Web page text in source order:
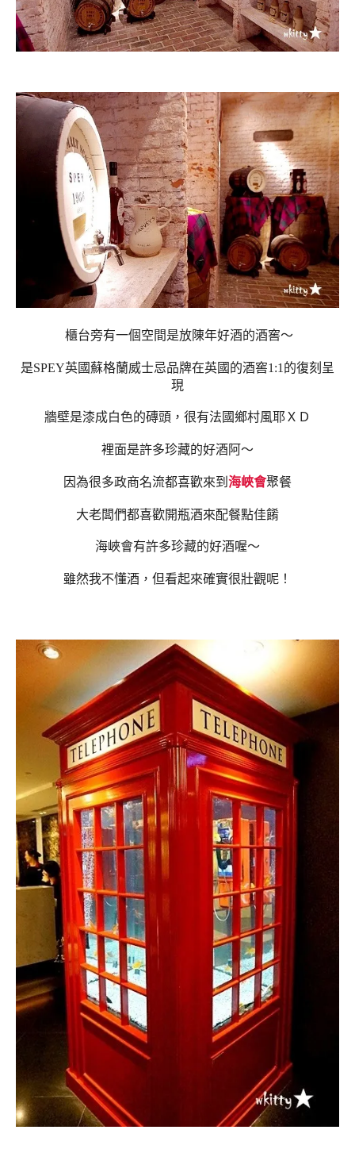
櫃台旁有一個空間是放陳年好酒的酒窖～
是SPEY英國蘇格蘭威士忌品牌在英國的酒窖1:1的復刻呈
現
牆壁是漆成白色的磚頭，很有法國鄉村風耶ＸＤ
裡面是許多珍藏的好酒阿～
因為很多政商名流都喜歡來到 海峽會聚餐
大老闆們都喜歡開瓶酒來配餐點佳餚
海峽會有許多珍藏的好酒喔～
雖然我不懂酒，但看起來確實很壯觀呢！